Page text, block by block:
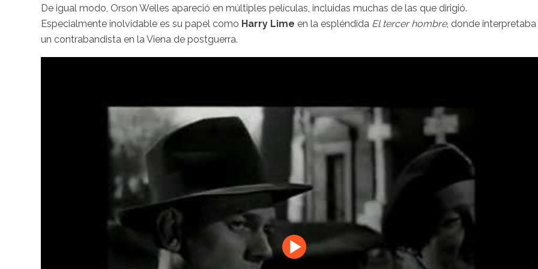
De igual modo, Orson Welles apareció en múltiples películas, incluidas muchas de las que dirigió.
Especialmente inolvidable es su papel como Harry Lime en la espléndida El tercer hombre, donde interpretaba
un contrabandista en la Viena de postguerra.